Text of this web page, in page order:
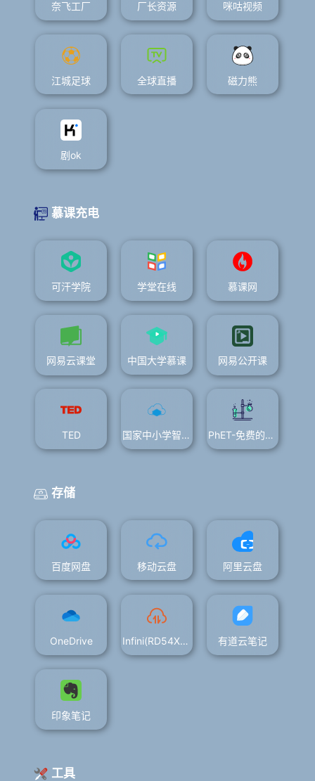
奈飞工厂 厂长资源 咪咕视频
江城足球 全球直播 磁力熊
剧ok
慕课充电
可汗学院 学堂在线 慕课网
网易云课堂 中国大学慕课 网易公开课
TED 国家中小学智慧教育平台 PhET-免费的在线物理、化学、生物、地理及数学仿真程序
存储
百度网盘 移动云盘 阿里云盘
OneDrive Infini(RD54X码) 有道云笔记
印象笔记
工具